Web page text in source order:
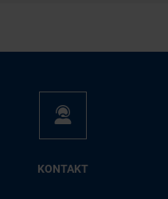
KON­TAKT